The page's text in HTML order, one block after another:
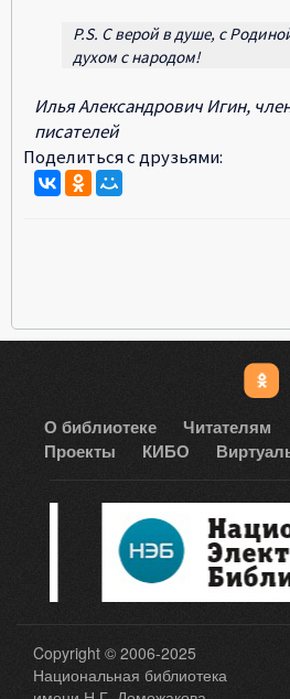
P.S. С верой в душе, с
духом с народом!
Илья Александрович Игин,
писателей
Поделиться с друзьями:
О библиотеке Читателям
Проекты
КИБО
Copyright © 2006-2025
Национальная библиотека